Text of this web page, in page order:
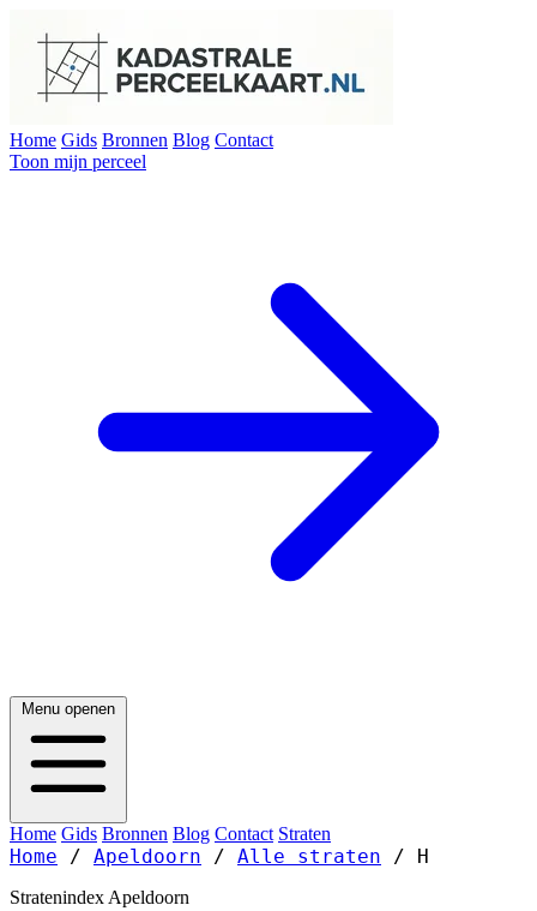
Home Gids Bronnen Blog Contact
Toon mijn perceel
Menu openen
Home Gids Bronnen Blog Contact Straten
Home / Apeldoorn / Alle straten / H
Stratenindex Apeldoorn